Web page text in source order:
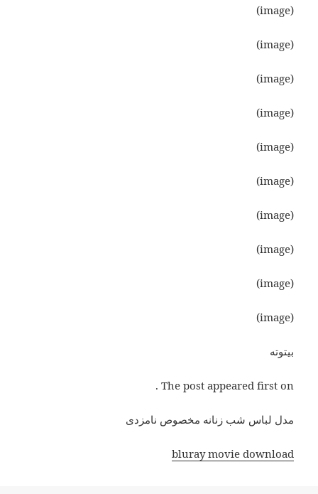
(image)
(image)
(image)
(image)
(image)
(image)
(image)
(image)
(image)
(image)
بیتوته
The post appeared first on .
مدل لباس شب زنانه مخصوص نامزدی
bluray movie download